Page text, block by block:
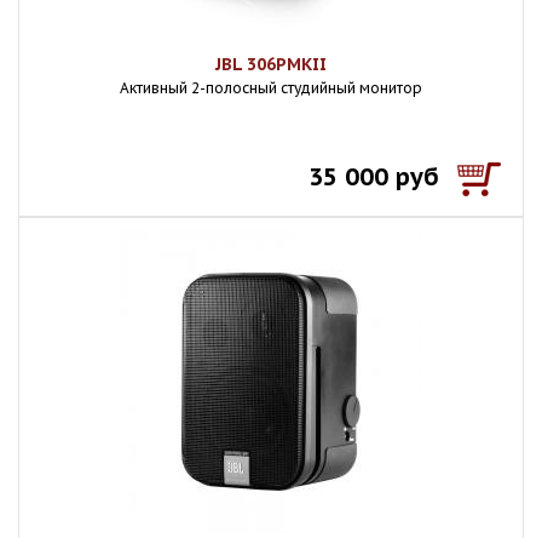
JBL 306PMKII
Активный 2-полосный студийный монитор
35 000 руб